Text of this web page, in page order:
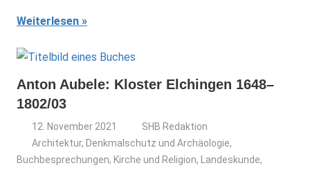
Weiterlesen
Anton Aubele: Kloster Elchingen 1648–
1802/03
12. November 2021
SHB Redaktion
Architektur, Denkmalschutz und Archäologie,
Buchbesprechungen, Kirche und Religion,
Landeskunde,